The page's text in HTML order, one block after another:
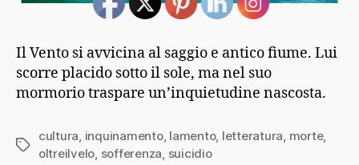
Il Vento si avvicina al saggio e antico fiume. Lui
scorre placido sotto il sole, ma nel suo
mormorio traspare un’inquietudine nascosta.
Tag
cultura inquinamento, lamento, letteratura morte,
oltreilvelo sofferenza suicidio